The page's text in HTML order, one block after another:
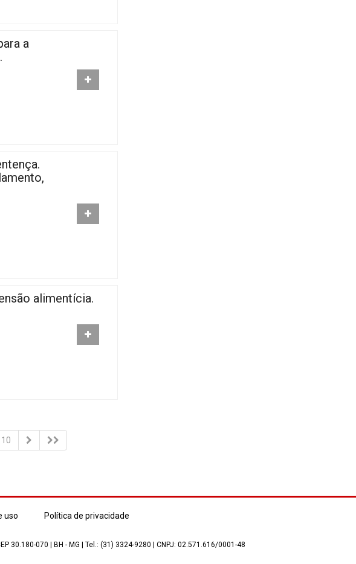
a
alimentícia.
uso Política de privacidade
30.180-070 | BH - MG | Tel.: (31) 3324-9280 | CNPJ: 02.571.616/0001-48